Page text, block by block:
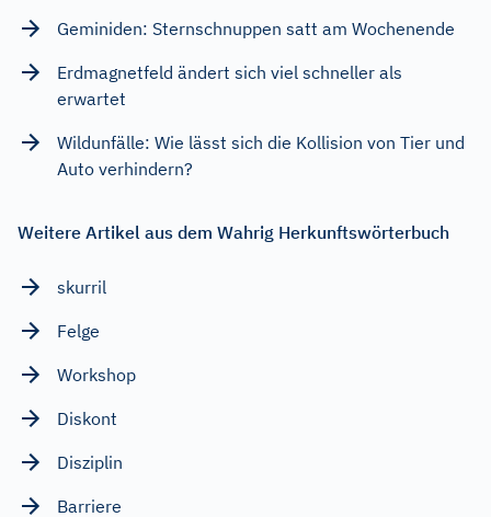
Geminiden: Sternschnuppen satt am Wochenende
Erdmagnetfeld ändert sich viel schneller als
erwartet
Wildunfälle: Wie lässt sich die Kollision von Tier und
Auto verhindern?
Weitere Artikel aus dem Wahrig Herkunftswörterbuch
skurril
Felge
Workshop
Diskont
Disziplin
Barriere